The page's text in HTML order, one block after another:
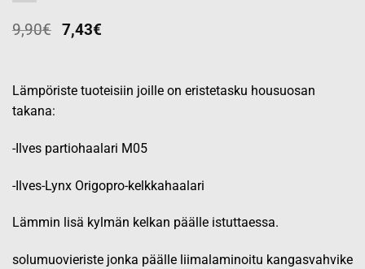
9,90€ 7,43€
Lämpöriste tuoteisiin joille on eristetasku housuosan
takana:
-Ilves partiohaalari M05
-Ilves-Lynx Origopro-kelkkahaalari
Lämmin lisä kylmän kelkan päälle istuttaessa.
solumuovieriste jonka päälle liimalaminoitu kangasvahvike